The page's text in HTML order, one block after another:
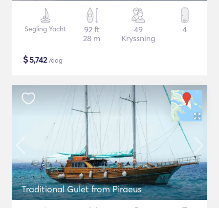
Segling Yacht
92 ft
28 m
49
Kryssning
4
$5,742/dag
Traditional Gulet from Piraeus